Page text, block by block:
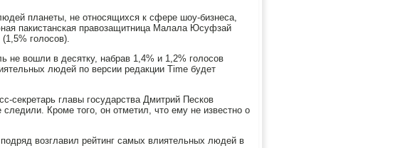
планеты, не относящихся к сфере шоу-бизнеса,
пакистанская правозащитница Малала Юсуфзай
голосов).
вошли в десятку, набрав 1,4% и 1,2% голосов
людей по версии редакции Time будет
секретарь главы государства Дмитрий Песков
Кроме того, он отметил, что ему не известно о
возглавил рейтинг самых влиятельных людей в